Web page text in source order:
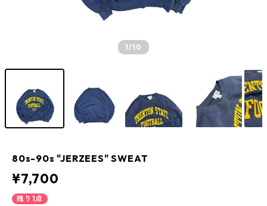
1/10
80s-90s "JERZEES" SWEAT
¥7,700
残り1点